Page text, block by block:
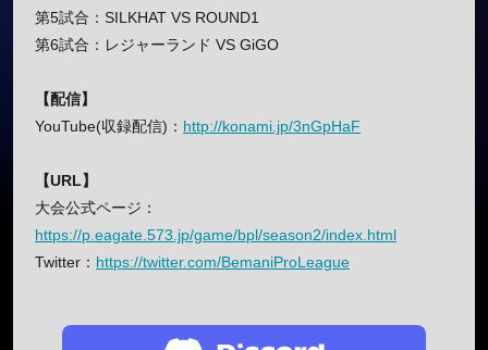
第5試合：SILKHAT VS ROUND1
第6試合：レジャーランド VS GiGO
【配信】
YouTube(収録配信)： http://konami.jp/3nGpHaF
【URL】
大会公式ページ：
https://p.eagate.573.jp/game/bpl/season2/index.html
Twitter： https://twitter.com/BemaniProLeague